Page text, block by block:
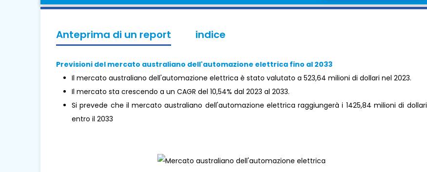
Anteprima di un report indice
Previsioni del mercato australiano dell'automazione elettrica fino al 2033
Il mercato australiano dell'automazione elettrica è stato valutato a 523,64 milioni di dollari nel 2023.
Il mercato sta crescendo a un CAGR del 10,54% dal 2023 al 2033.
Si prevede che il mercato australiano dell'automazione elettrica raggiungerà i 1425,84 milioni di dollari
entro il 2033